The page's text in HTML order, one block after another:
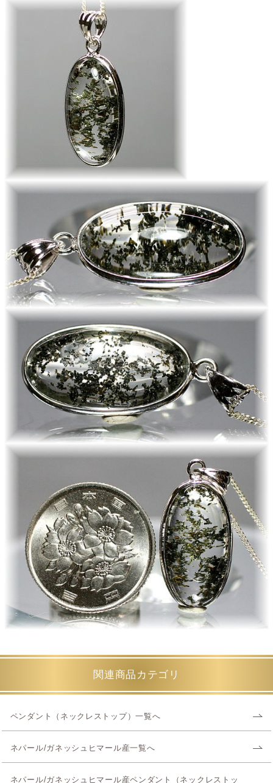
関連商品カテゴリ
ペンダント（ネックレストップ）一覧へ
ネパール/ガネッシュヒマール産一覧へ
ネパール/ガネッシュヒマール産ペンダント（ネックレストッ